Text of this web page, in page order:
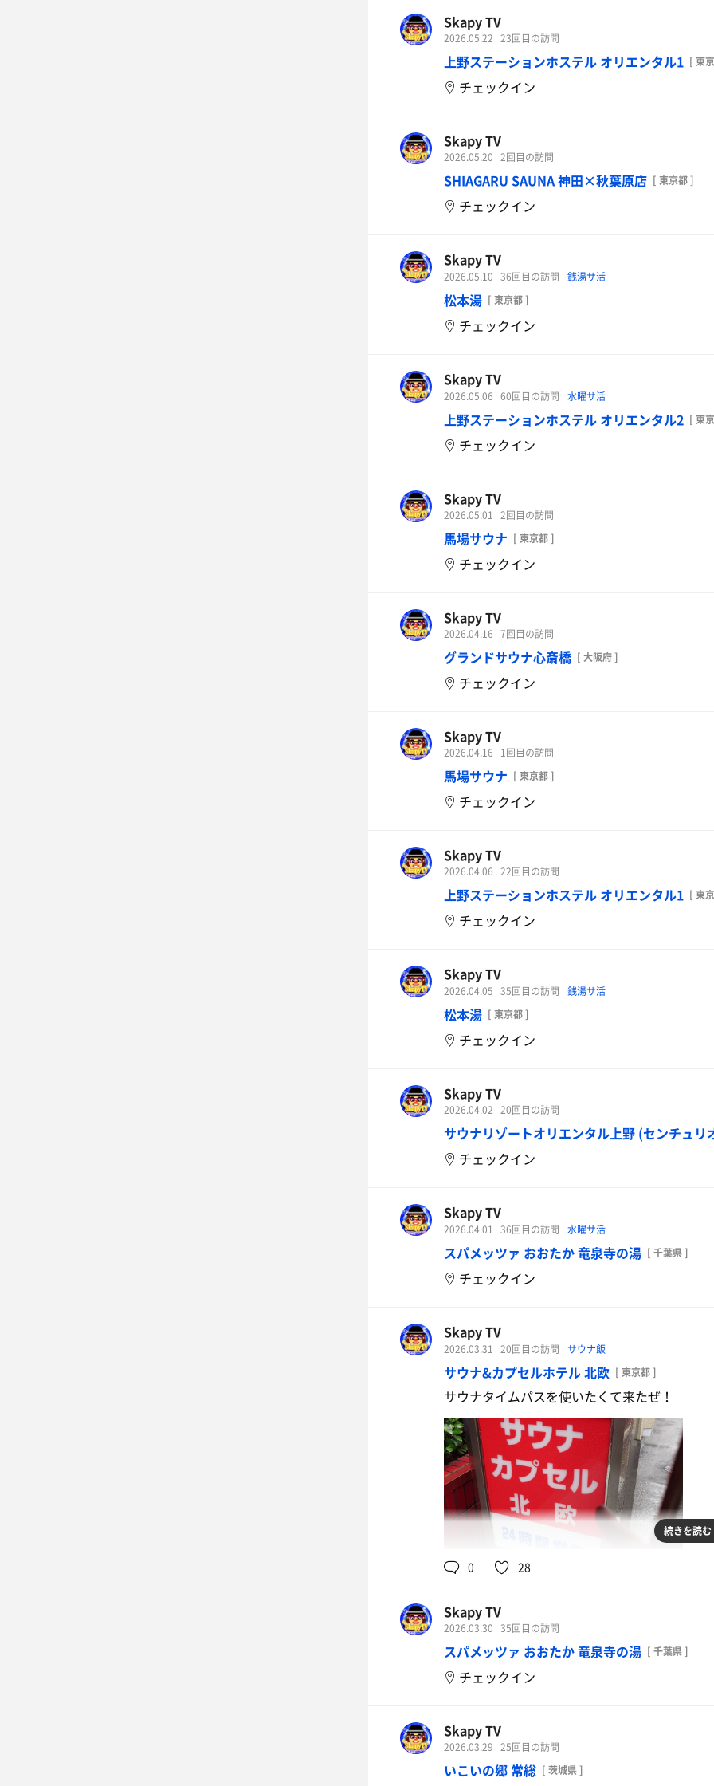
感謝しかないカスタマ飯
Skapy TV
2026.05.22 23回目の訪問
上野ステーションホステル オリエンタル1 [ 東
チェックイン
Skapy TV
2026.05.20 2回目の訪問
SHIAGARU SAUNA 神田×秋葉原店 [ 東京都 ]
チェックイン
Skapy TV
2026.05.10 36回目の訪問 銭湯サ活
松本湯 [ 東京都 ]
チェックイン
Skapy TV
2026.05.06 60回目の訪問 水曜サ活
上野ステーションホステル オリエンタル2 [ 東
チェックイン
Skapy TV
2026.05.01 2回目の訪問
馬場サウナ [ 東京都 ]
チェックイン
Skapy TV
2026.04.16 7回目の訪問
グランドサウナ心斎橋 [ 大阪府 ]
チェックイン
Skapy TV
2026.04.16 1回目の訪問
馬場サウナ [ 東京都 ]
チェックイン
Skapy TV
2026.04.06 22回目の訪問
上野ステーションホステル オリエンタル1 [ 東
チェックイン
Skapy TV
2026.04.05 35回目の訪問 銭湯サ活
松本湯 [ 東京都 ]
チェックイン
Skapy TV
2026.04.02 20回目の訪問
サウナリゾートオリエンタル上野 (センチュ
チェックイン
Skapy TV
2026.04.01 36回目の訪問 水曜サ活
スパメッツァ おおたか 竜泉寺の湯 [ 千葉県 ]
チェックイン
Skapy TV
2026.03.31 20回目の訪問 サウナ飯
サウナ&カプセルホテル 北欧 [ 東京都 ]
サウナタイムパスを使いたくて来たぜ！
続きを読む
0 28
Skapy TV
2026.03.30 35回目の訪問
スパメッツァ おおたか 竜泉寺の湯 [ 千葉県 ]
チェックイン
Skapy TV
2026.03.29 25回目の訪問
いこいの郷 常総 [ 茨城県 ]